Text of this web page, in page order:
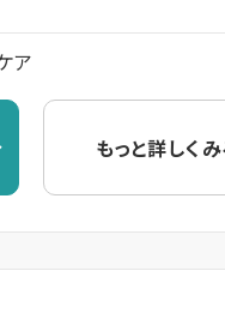
ア
もっと詳しく